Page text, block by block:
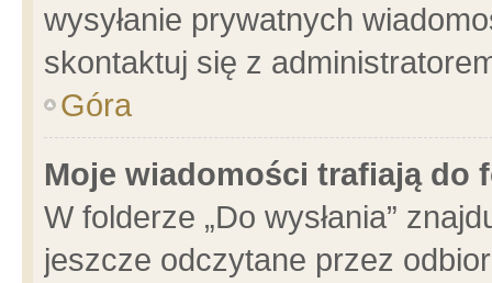
wysyłanie prywatnych
skontaktuj się z
Góra
Moje wiadomości trafiają do
W folderze „Do wysłania”
jeszcze odczytane przez